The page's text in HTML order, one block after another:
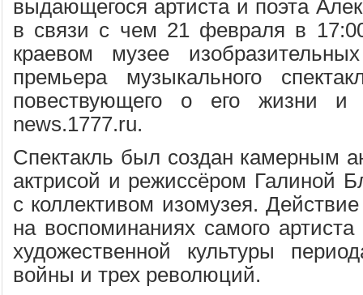
выдающегося артиста и поэта
в связи с чем 21 февраля в
краевом музее
премьера музыкального
повествующего о его жизни и
news.1777.ru.
Спектакль был создан камерным
актрисой и режиссёром Галиной
с коллективом изомузея.
на воспоминаниях самого артиста
художественной культуры
войны и трех революций.